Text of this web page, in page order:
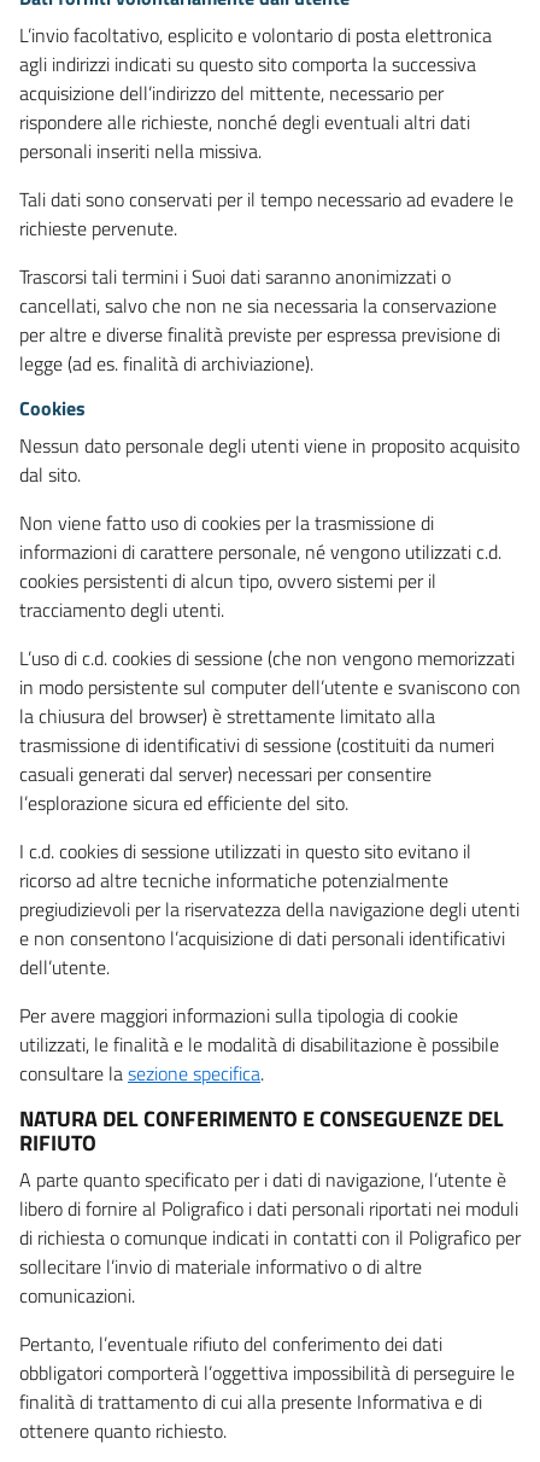
L’invio facoltativo, esplicito e volontario di posta elettronica
agli indirizzi indicati su questo sito comporta la successiva
acquisizione dell’indirizzo del mittente, necessario per
rispondere alle richieste, nonché degli eventuali altri dati
personali inseriti nella missiva.
Tali dati sono conservati per il tempo necessario ad evadere le
richieste pervenute.
Trascorsi tali termini i Suoi dati saranno anonimizzati o
cancellati, salvo che non ne sia necessaria la conservazione
per altre e diverse finalità previste per espressa previsione di
legge (ad es. finalità di archiviazione).
Cookies
Nessun dato personale degli utenti viene in proposito acquisito
dal sito.
Non viene fatto uso di cookies per la trasmissione di
informazioni di carattere personale, né vengono utilizzati c.d.
cookies persistenti di alcun tipo, ovvero sistemi per il
tracciamento degli utenti.
L’uso di c.d. cookies di sessione (che non vengono memorizzati
in modo persistente sul computer dell’utente e svaniscono con
la chiusura del browser) è strettamente limitato alla
trasmissione di identificativi di sessione (costituiti da numeri
casuali generati dal server) necessari per consentire
l’esplorazione sicura ed efficiente del sito.
I c.d. cookies di sessione utilizzati in questo sito evitano il
ricorso ad altre tecniche informatiche potenzialmente
pregiudizievoli per la riservatezza della navigazione degli utenti
e non consentono l’acquisizione di dati personali identificativi
dell’utente.
Per avere maggiori informazioni sulla tipologia di cookie
utilizzati, le finalità e le modalità di disabilitazione è possibile
consultare lasezione specifica.
NATURA DEL CONFERIMENTO E CONSEGUENZE DEL
RIFIUTO
A parte quanto specificato per i dati di navigazione, l’utente è
libero di fornire al Poligrafico i dati personali riportati nei moduli
di richiesta o comunque indicati in contatti con il Poligrafico per
sollecitare l’invio di materiale informativo o di altre
comunicazioni.
Pertanto, l’eventuale rifiuto del conferimento dei dati
obbligatori comporterà l’oggettiva impossibilità di perseguire le
finalità di trattamento di cui alla presente Informativa e di
ottenere quanto richiesto.